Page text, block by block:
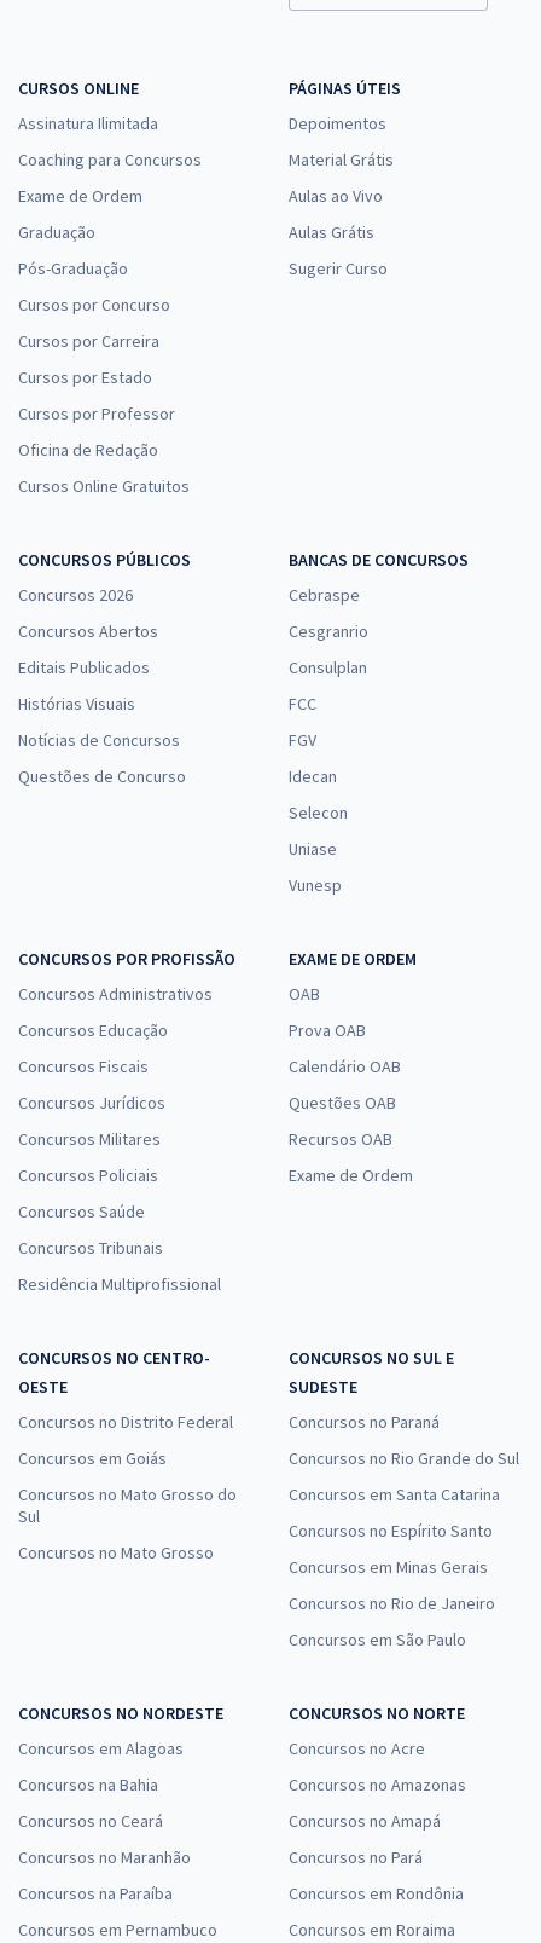
CURSOS ONLINE
Assinatura Ilimitada
Coaching para Concursos
Exame de Ordem
Graduação
Pós-Graduação
Cursos por Concurso
Cursos por Carreira
Cursos por Estado
Cursos por Professor
Oficina de Redação
Cursos Online Gratuitos
PÁGINAS ÚTEIS
Depoimentos
Material Grátis
Aulas ao Vivo
Aulas Grátis
Sugerir Curso
CONCURSOS PÚBLICOS
Concursos 2026
Concursos Abertos
Editais Publicados
Histórias Visuais
Notícias de Concursos
Questões de Concurso
BANCAS DE CONCURSOS
Cebraspe
Cesgranrio
Consulplan
FCC
FGV
Idecan
Selecon
Uniase
Vunesp
CONCURSOS POR PROFISSÃO
Concursos Administrativos
Concursos Educação
Concursos Fiscais
Concursos Jurídicos
Concursos Militares
Concursos Policiais
Concursos Saúde
Concursos Tribunais
Residência Multiprofissional
EXAME DE ORDEM
OAB
Prova OAB
Calendário OAB
Questões OAB
Recursos OAB
Exame de Ordem
CONCURSOS NO CENTRO-
OESTE
Concursos no Distrito Federal
Concursos em Goiás
Concursos no Mato Grosso do
Sul
Concursos no Mato Grosso
CONCURSOS NO SUL E
SUDESTE
Concursos no Paraná
Concursos no Rio Grande do Sul
Concursos em Santa Catarina
Concursos no Espírito Santo
Concursos em Minas Gerais
Concursos no Rio de Janeiro
Concursos em São Paulo
CONCURSOS NO NORDESTE
Concursos em Alagoas
Concursos na Bahia
Concursos no Ceará
Concursos no Maranhão
Concursos na Paraíba
Concursos em Pernambuco
CONCURSOS NO NORTE
Concursos no Acre
Concursos no Amazonas
Concursos no Amapá
Concursos no Pará
Concursos em Rondônia
Concursos em Roraima